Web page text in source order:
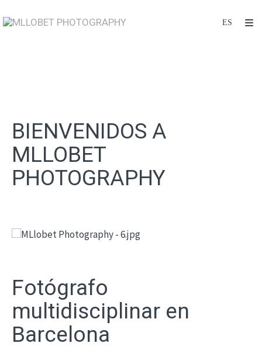
BIENVENIDOS A
MLLOBET
PHOTOGRAPHY
Fotógrafo
multidisciplinar en
Barcelona